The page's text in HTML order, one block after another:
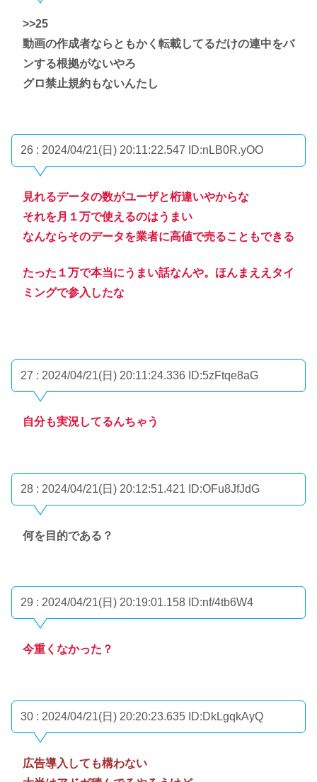
>>25
動画の作成者ならともかく転載してるだけの連中をバ
ンする根拠がないやろ
グロ禁止規約もないんたし
26 : 2024/04/21(日) 20:11:22.547 ID:nLB0R.yOO
見れるデータの数がユーザと桁違いやからな
それを月１万で使えるのはうまい
なんならそのデータを業者に高値で売ることもできる
たった１万で本当にうまい話なんや。ほんまええタイ
ミングで参入したな
27 : 2024/04/21(日) 20:11:24.336 ID:5zFtqe8aG
自分も実況してるんちゃう
28 : 2024/04/21(日) 20:12:51.421 ID:OFu8JfJdG
何を目的である？
29 : 2024/04/21(日) 20:19:01.158 ID:nf/4tb6W4
今重くなかった？
30 : 2024/04/21(日) 20:20:23.635 ID:DkLgqkAyQ
広告導入しても構わない